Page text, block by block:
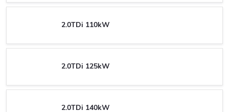
2.0TDi 110kW
2.0TDi 125kW
2.0TDi 140kW